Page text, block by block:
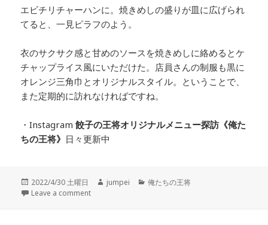
エビチリチャーハンに。焼きめしの盛りが皿に広げられ
てると、一見ピラフのよう。
衣のサクサク感と甘めのソースを焼きめしに絡めるとケ
チャップライス風にいただけた。 店員さんの制服も黒に
オレンジ三角巾とオリジナルスタイル。ということで、
また定期的に訪れなければですね。
・Instagram餃子の王将オリジナルメニュー探訪 《俺た
ちの王将》 日々更新中
投
稿
2022/4/30 土曜日
作
jumpei
カ
俺たちの王将
Leave a comment